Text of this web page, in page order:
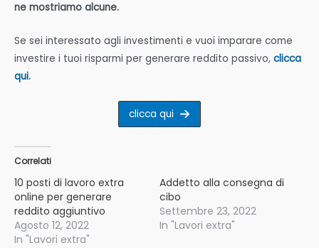
ne mostriamo alcune.
Se sei interessato agli investimenti e vuoi imparare come
investire i tuoi risparmi per generare reddito passivo, clicca
qui.
clicca qui
Correlati
10 posti di lavoro extra
online per generare
reddito aggiuntivo
Agosto 12, 2022
In "Lavori extra"
Addetto alla consegna di
cibo
Settembre 23, 2022
In "Lavori extra"